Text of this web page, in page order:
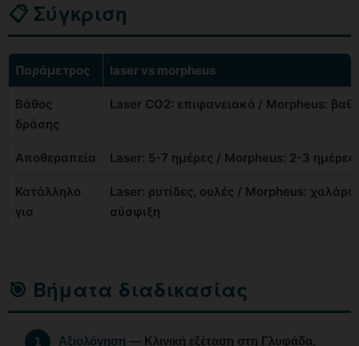
📋 Σύγκριση
Παράμετρος laser vs morpheus
Βάθος
δράσης
Laser CO2: επιφανειακό / Morpheus:
Αποθεραπεία Laser: 5-7 ημέρες / Morpheus: 2-3 ημέρες
Κατάλληλο
για
Laser: ρυτίδες, ουλές / Morpheus:
σύσφιξη
🎯 Βήματα διαδικασίας
1 Αξιολόγηση — Κλινική εξέταση στη Γλυφάδα.